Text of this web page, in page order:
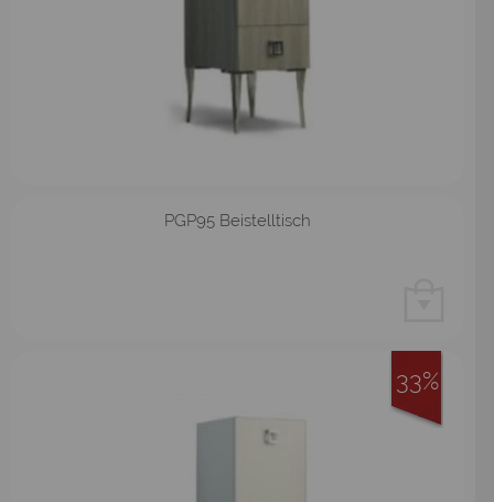
PGP95 Beistelltisch
33%